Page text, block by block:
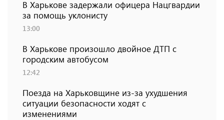
В Харькове задержали офицера Нацгвардии
за помощь уклонисту
13:00
В Харькове произошло двойное ДТП с
городским автобусом
12:42
Поезда на Харьковщине из-за ухудшения
ситуации безопасности ходят с
изменениями